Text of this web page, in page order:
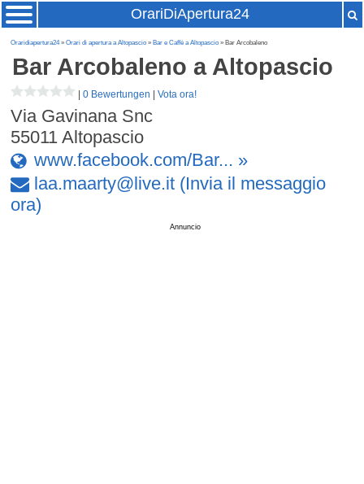
OrariDiApertura24
Oraridiapertura24»Orari di apertura a Altopascio » Bar e Caffè a Altopascio » Bar Arcobaleno
Bar Arcobaleno a Altopascio
|0 Bewertungen |Vota ora!
Via Gavinana Snc
55011 Altopascio
www.facebook.com/Bar... »
laa.maarty@live.it (Invia il messaggio
ora)
Annuncio